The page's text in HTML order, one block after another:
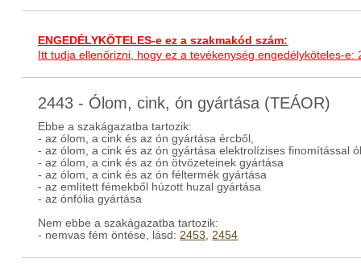
ENGEDÉLYKÖTELES-e ez a szakmakód szám:
Itt tudja ellenőrizni, hogy ez a tevékenység engedélyköteles-e:
2443 - Ólom, cink, ón gyártása (TEÁOR)
Ebbe a szakágazatba tartozik:
- az ólom, a cink és az ón gyártása ércből,
- az ólom, a cink és az ón gyártása elektrolízises finomítással
- az ólom, a cink és az ón ötvözeteinek gyártása
- az ólom, a cink és az ón féltermék gyártása
- az említett fémekből húzott huzal gyártása
- az ónfólia gyártása
Nem ebbe a szakágazatba tartozik:
- nemvas fém öntése, lásd:2453,2454